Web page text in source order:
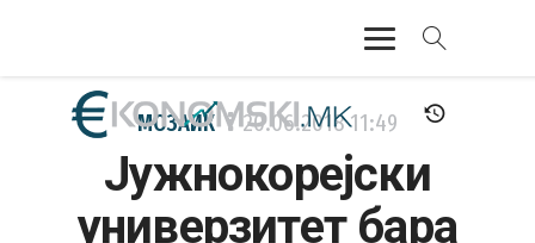
АКТУЕЛНО
ЕКОНОМИЈА
ФИНАНСИИ
МОЗАИК 20.06.201811:49
Јужнокорејски
универзитет бара